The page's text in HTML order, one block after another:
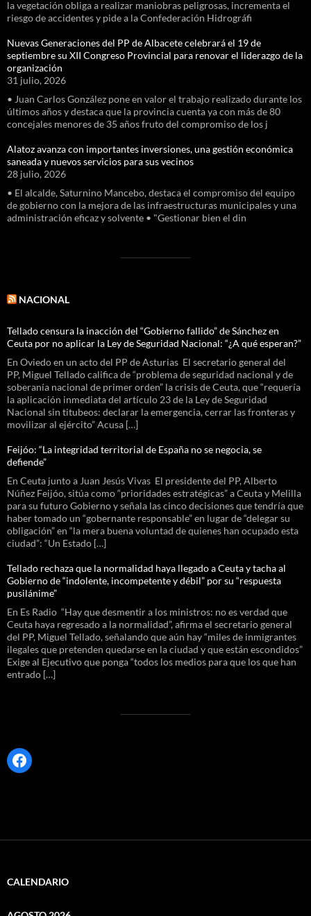
la vegetación obliga a realizar maniobras peligrosas, incrementa el
riesgo de accidentes y pide a la Confederación Hidrográfi
Nuevas Generaciones del PP de Albacete celebrará el 19 de
septiembre su XII Congreso Provincial para renovar el liderazgo de la
organización
31 julio, 2026
• Juan Carlos González pone en valor el trabajo realizado durante los
últimos años y destaca que la provincia cuenta ya con más de 80
concejales menores de 35 años fruto del compromiso de los j
Alatoz avanza con importantes inversiones, una gestión económica
saneada y nuevos servicios para sus vecinos
28 julio, 2026
• El alcalde, Saturnino Mancebo, destaca el compromiso del equipo
de gobierno con la mejora de las infraestructuras municipales y una
administración eficaz y solvente • "Gestionar bien el din
NACIONAL
Tellado censura la inacción del “Gobierno fallido” de Sánchez en
Ceuta por no aplicar la Ley de Seguridad Nacional: “¿A qué esperan?”
En Oviedo en un acto del PP de Asturias El secretario general del
PP, Miguel Tellado califica de “problema de seguridad nacional y de
soberanía nacional de primer orden” la crisis de Ceuta, que “requería
la aplicación inmediata del artículo 23 de la Ley de Seguridad
Nacional sin titubeos: declarar la emergencia, cerrar las fronteras y
movilizar al ejército” Acusa […]
Feijóo: “La integridad territorial de España no se negocia, se
defiende”
En Ceuta junto a Juan Jesús Vivas El presidente del PP, Alberto
Núñez Feijóo, sitúa como “prioridades estratégicas” a Ceuta y Melilla
para su futuro Gobierno y señala las cinco decisiones que tendría que
haber tomado un “gobernante responsable” en lugar de “delegar su
obligación” en “la mera buena voluntad de quienes han ocupado esta
ciudad”: “Un Estado […]
Tellado rechaza que la normalidad haya llegado a Ceuta y tacha al
Gobierno de “indolente, incompetente y débil” por su “respuesta
pusilánime”
En Es Radio “Hay que desmentir a los ministros: no es verdad que
Ceuta haya regresado a la normalidad”, afirma el secretario general
del PP, Miguel Tellado, señalando que aún hay “miles de inmigrantes
ilegales que pretenden quedarse en la ciudad y que están escondidos”
Exige al Ejecutivo que ponga “todos los medios para que los que han
entrado […]
Facebook
CALENDARIO